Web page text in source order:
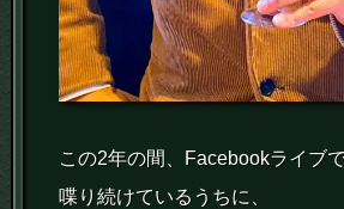
この2年の間、Facebookライブ
喋り続けているうちに、